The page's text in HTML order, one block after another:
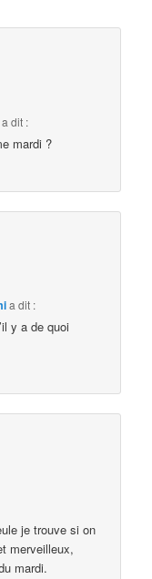
a dit :
mardi ?
a dit :
y a de quoi
je trouve si on
merveilleux,
mardi.